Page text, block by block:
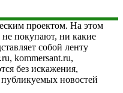
проектом. На этом
не покупают, ни какие
собой ленту
kommersant.ru,
без искажения,
публикуемых новостей